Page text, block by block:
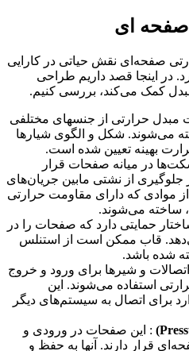
صفحه ای
صفحه‌ای نقش حیاتی در کارایی
در اینجا قصد داریم طراحی
کمک می‌کند، بررسی کنیم.
حرارتی از جنسهای مختلفی
می‌شوند. شکل و الگوی شیارها
بهینه تعیین شده است.
در میانه صفحات قرار
از نشتی مابین جریان‌های
از موادی که دارای مقاومت حرارتی
ساخته می‌شوند.
حمایتی دارد که صفحات را در
قاب ممکن است از استنلس
شده باشد.
و شیرها برای ورود و خروج
استفاده می‌شوند. این
برای اتصال به سیستم‌های دیگر
: این صفحات در ورودی و
قرار دارند. آنها به حفظ و